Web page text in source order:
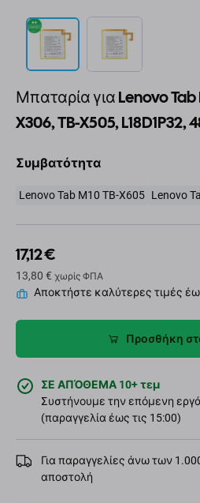
Μπαταρία για Lenovo Tab
X306, TB-X505, L18D1P32,
Συμβατότητα
Lenovo Tab M10 TB-X605 Lenovo
17,12 €
13,80 € χωρίς ΦΠΑ
Αποκτήστε καλύτερες τιμές
Προσθήκη
ΣΕ ΑΠΌΘΕΜΑ 10+ τεμ
Συστήνουμε την επόμενη
(παραγγελία έως τις 15:00)
Για παραγγελίες άνω των
αποστολή